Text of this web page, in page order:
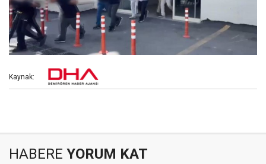
Kaynak:
HABERE YORUM KAT